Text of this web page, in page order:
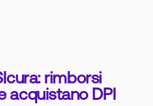
rimborsi
acquistano DPI